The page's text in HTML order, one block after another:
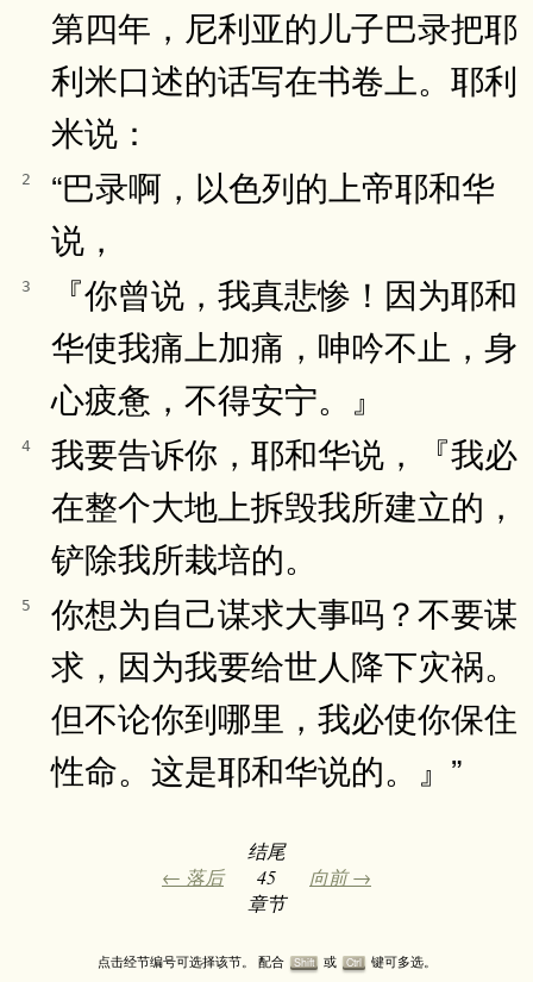
第四年，尼利亚的儿子巴录把耶
利米口述的话写在书卷上。耶利
米说：
2
“巴录啊，以色列的上帝耶和华
说，
3
『你曾说，我真悲惨！因为耶和
华使我痛上加痛，呻吟不止，身
心疲惫，不得安宁。』
4
我要告诉你，耶和华说，『我必
在整个大地上拆毁我所建立的，
铲除我所栽培的。
5
你想为自己谋求大事吗？不要谋
求，因为我要给世人降下灾祸。
但不论你到哪里，我必使你保住
性命。这是耶和华说的。』”
← 落后
结尾
45
章节
向前 →
点击经节编号可选择该节。 配合 Shift 或 Ctrl 键可多选。